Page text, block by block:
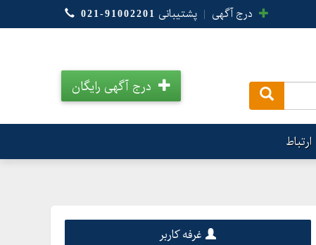
درج آگهی | پشتیبانی 021-91002201
درج آگهی رایگان
ارتباط
غرفه کاربر